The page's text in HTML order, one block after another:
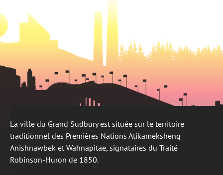
La ville du Grand Sudbury est située sur le territoire
traditionnel des Premières Nations Atikameksheng
Anishnawbek et Wahnapitae, signataires du Traité
Robinson-Huron de 1850.